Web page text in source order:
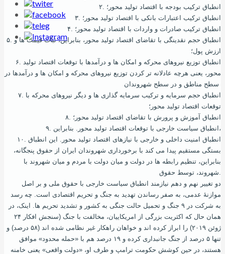
۲. انطباق ترکیب بودجه با اقتصاد تولید محور؛
۳. انطباق ترکیب اعتبارات بانکی با اقتصاد تولید محور؛
۴. انطباق ترکیب صادرات و واردات با اقتصاد تولید محور؛
۵. انطباق حجم نقدینگی با تقاضای اقتصاد تولید محور، بنابراین، ثبات قیمت ها و
ارزش پول؛
۶. انطباق توزیع نیروهای محرکه و امکان ها و درآمدها با توقعات اقتصاد تولید
محور، یعنی هرچه عادلانه‌ تر کردن توزیع نیروهای محرکه و امکان ها و درآمدها در
۷. انطباق حجم سرمایه و ترکیب سرمایه‌ گذاری ها و دیگر نیروهای محرکه با
توقعات اقتصاد تولید محور؛
۸. انطباق آموزش و پرورش با تقاضای اقتصاد تولید محور؛
۹. انطباق سیاست خارجی با توقعات اقتصاد تولید محور. بنابراین،
۱۰. انطباق امنیت داخلی و خارجی با نیازهای اقتصاد تولید محور. این انطباق
بستگی مستقیم پیدا می‌ کند با برخورداری شهروندان ایران از حقوق پنجگانه،
بنابراین، تنظیم رابطه‌ ها در دولت و میان دولت با مردم و میان شهروند با
موازنۀ عدمی، به صفر رساندن تهدید به جنگ و تحریم اقتصادی است. چه رسد
به شرکت در ۹ جنگ و تحمیل حالت جنگی به کشور و تشدید تحریم‌ ها. اینک، در
همان‌ حال که اکثریت بزرگی از امریکاییان، مخالفت با جنگ (سنجش افکار ۲۴
ﮊوئن ۲۰۱۹) را ابراز کرده‌ اند و خواهان راهکار غیر نظامی شده‌ اند (۵۸ درصد) و
تنها ۵ درصد از جنگ جانبداری کرده و ۱۹ درصد هم با «حمله محدود» موافق
هستند، در حین کوشش حکومت ترامپ و طرف او، «دولت واقعی» یعنی خامنه‌